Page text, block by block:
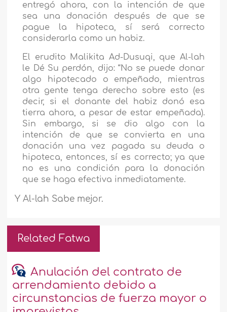
entregó ahora, con la intención de que
sea una donación después de que se
pague la hipoteca, sí será correcto
considerarla como un habiz.
El erudito Malikita Ad-Dusuqi, que Al-lah
le Dé Su perdón, dijo: “No se puede donar
algo hipotecado o empeñado, mientras
otra gente tenga derecho sobre esto (es
decir, si el donante del habiz donó esa
tierra ahora, a pesar de estar empeñada).
Sin embargo, si se dio algo con la
intención de que se convierta en una
donación una vez pagada su deuda o
hipoteca, entonces, sí es correcto; ya que
no es una condición para la donación
que se haga efectiva inmediatamente.
Y Al-lah Sabe mejor.
Related Fatwa
Anulación del contrato de
arrendamiento debido a
circunstancias de fuerza mayor o